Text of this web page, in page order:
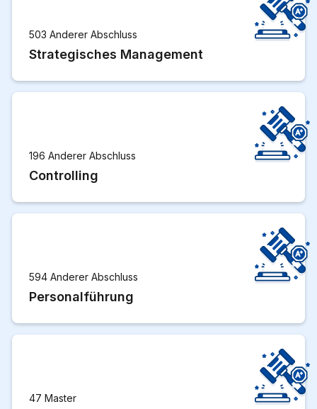
503 Anderer Abschluss
Strategisches Management
196 Anderer Abschluss
Controlling
594 Anderer Abschluss
Personalführung
47 Master